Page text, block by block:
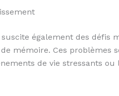
également des défis
mémoire. Ces problèmes
de vie stressants